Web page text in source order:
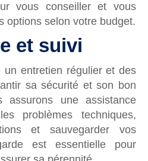
vous conseiller et vous
options selon votre budget.
et suivi
un entretien régulier et des
sa sécurité et son bon
assurons une assistance
problèmes techniques,
et sauvegarder vos
est essentielle pour